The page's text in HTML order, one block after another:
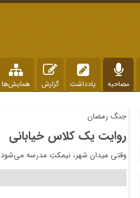
مصاحبه یادداشت گزارش همایش‌ها
جنگ رمضان
روایت یک کلاس خیابانی
وقتی میدان شهر، نیمکتِ مدرسه می‌شود